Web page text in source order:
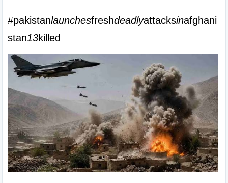
#pakistanlaunchesfreshdeadlyattacksinafghani
stan13killed